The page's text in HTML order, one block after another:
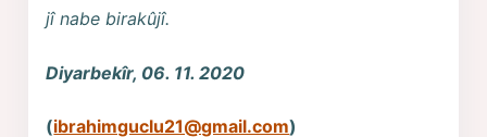
jî nabe birakûjî.
Diyarbekîr, 06. 11. 2020
(ibrahimguclu21@gmail.com)